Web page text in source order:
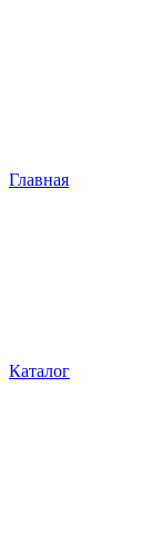
Главная
Каталог